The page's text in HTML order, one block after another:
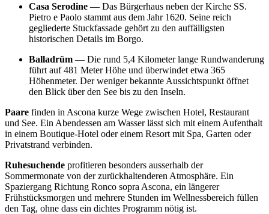
Casa Serodine — Das Bürgerhaus neben der Kirche SS.
Pietro e Paolo stammt aus dem Jahr 1620. Seine reich
gegliederte Stuckfassade gehört zu den auffälligsten
historischen Details im Borgo.
Balladrüm — Die rund 5,4 Kilometer lange Rundwanderung
führt auf 481 Meter Höhe und überwindet etwa 365
Höhenmeter. Der weniger bekannte Aussichtspunkt öffnet
den Blick über den See bis zu den Inseln.
Paare finden in Ascona kurze Wege zwischen Hotel, Restaurant
und See. Ein Abendessen am Wasser lässt sich mit einem Aufenthalt
in einem Boutique-Hotel oder einem Resort mit Spa, Garten oder
Privatstrand verbinden.
Ruhesuchende profitieren besonders ausserhalb der
Sommermonate von der zurückhaltenderen Atmosphäre. Ein
Spaziergang Richtung Ronco sopra Ascona, ein längerer
Frühstücksmorgen und mehrere Stunden im Wellnessbereich füllen
den Tag, ohne dass ein dichtes Programm nötig ist.